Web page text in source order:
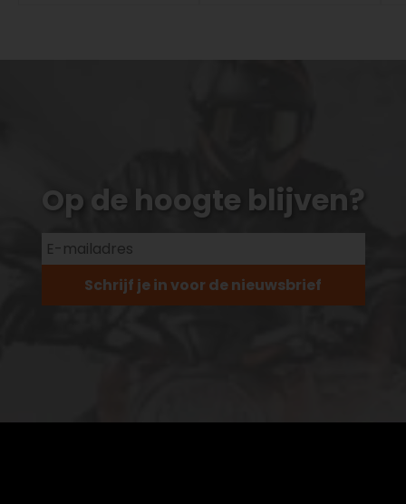
Op de hoogte blijven?
Schrijf je in voor de nieuwsbrief